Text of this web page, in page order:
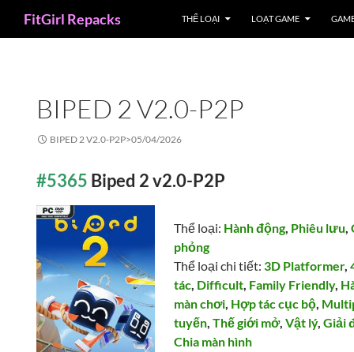
FitGirl Repacks THỂ LOẠI LOẠT GAME
BIPED 2 V2.0-P2P
BIPED 2 V2.0-P2P>05/04/2026
#5365 Biped 2 v2.0-P2P
Thể loại: Hành động, Phiêu lưu,
phỏng
Thể loại chi tiết: 3D Platformer,
tác, Difficult, Family Friendly,
màn chơi, Hợp tác cục bộ,
tuyến,Thế giới mở,Vật lý,Giải
Chia màn hình